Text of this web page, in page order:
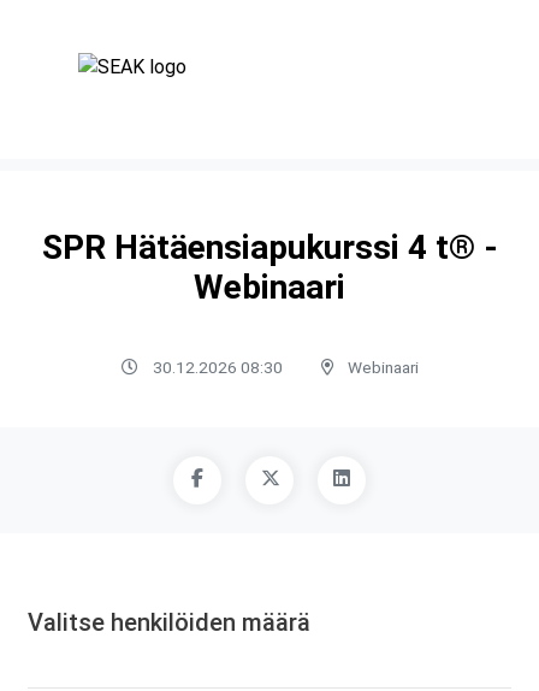
SPR Hätäensiapukurssi 4 t® -
Webinaari
30.12.2026 08:30 Webinaari
Valitse henkilöiden määrä